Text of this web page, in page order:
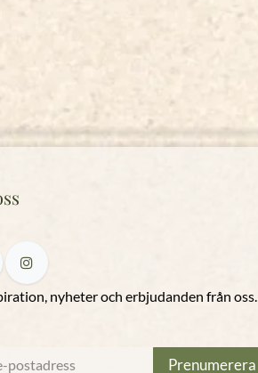
nyheter och erbjudanden från oss.
Prenumerera